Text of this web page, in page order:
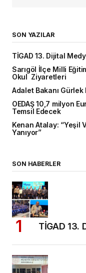
SON YAZILAR
TİGAD 13. Dijital
Sarıgöl İlçe Milli
Okul Ziyaretleri
Adalet Bakanı Gürlek
OEDAŞ 10,7 milyon
Temsil Edecek
Kenan Atalay: “Yeşil
Yanıyor”
SON HABERLER
TİGAD 13.